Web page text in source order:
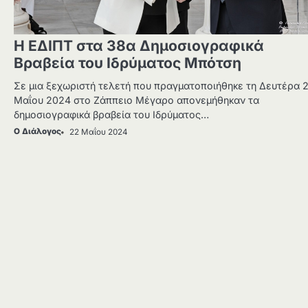
Η ΕΔΙΠΤ στα 38α Δημοσιογραφικά
Βραβεία του Ιδρύματος Μπότση
Σε μια ξεχωριστή τελετή που πραγματοποιήθηκε τη Δευτέρα
Μαΐου 2024 στο Ζάππειο Μέγαρο απονεμήθηκαν τα
δημοσιογραφικά βραβεία του Ιδρύματος…
Ο Διάλογος 22 Μαΐου 2024